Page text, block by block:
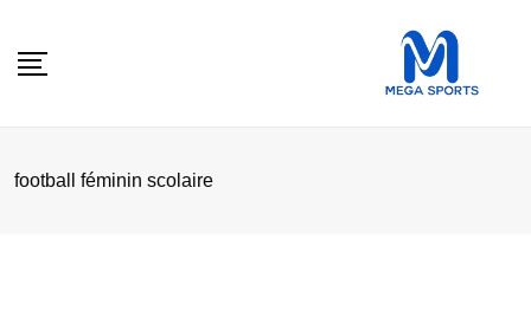
football féminin scolaire